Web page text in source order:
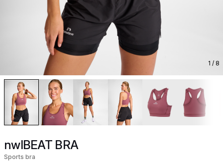
1 / 8
nwlBEAT BRA
Sports bra